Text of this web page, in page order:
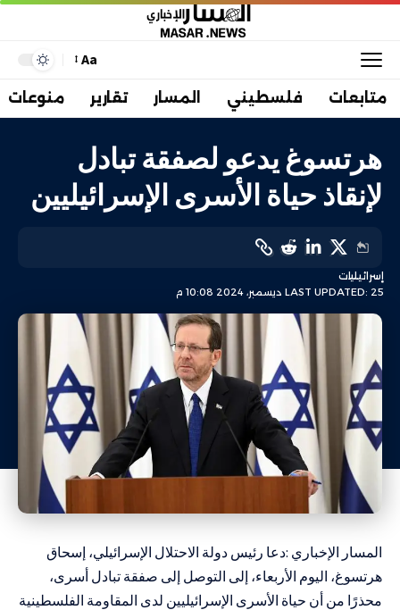
Aa
متابعات فلسطيني المسار تقارير منوعات
هرتسوغ يدعو لصفقة تبادل
لإنقاذ حياة الأسرى الإسرائيليين
LAST UPDATED: 25 ديسمبر، 2024 10:08 م
إسرائيليات
المسار الإخباري :دعا رئيس دولة الاحتلال الإسرائيلي، إسحاق
هرتسوغ، اليوم الأربعاء، إلى التوصل إلى صفقة تبادل أسرى،
محذرًا من أن حياة الأسرى الإسرائيليين لدى المقاومة الفلسطينية